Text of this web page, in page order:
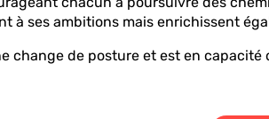
à ses ambitions mais enrichissent
change de posture et est en capacité